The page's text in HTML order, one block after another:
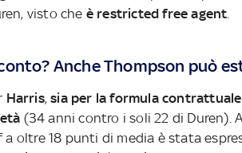
visto che è restricted free agent.
Anche Thompson può
Harris, sia per la formula contrattuale
(34 anni contro i soli 22 di Duren).
oltre 18 punti di media è stata